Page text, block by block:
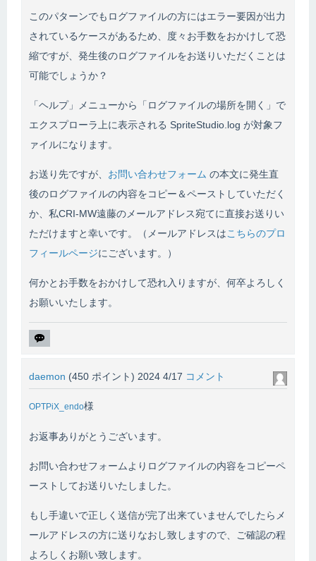
このパターンでもログファイルの方にはエラー要因が出力
されているケースがあるため、度々お手数をおかけして恐
縮ですが、発生後のログファイルをお送りいただくことは
可能でしょうか？
「ヘルプ」メニューから「ログファイルの場所を開く」で
エクスプローラ上に表示される SpriteStudio.log が対象フ
ァイルになります。
お送り先ですが、 お問い合わせフォーム の本文に発生直
後のログファイルの内容をコピー＆ペーストしていただく
か、私CRI-MW遠藤のメールアドレス宛てに直接お送りい
ただけますと幸いです。（メールアドレスはこちらのプロ
フィールページにございます。）
何かとお手数をおかけして恐れ入りますが、何卒よろしく
お願いいたします。
daemon (450 ポイント) 2024 4/17 コメント
OPTPiX_endo様
お返事ありがとうございます。
お問い合わせフォームよりログファイルの内容をコピーペ
ーストしてお送りいたしました。
もし手違いで正しく送信が完了出来ていませんでしたらメ
ールアドレスの方に送りなおし致しますので、ご確認の程
よろしくお願い致します。